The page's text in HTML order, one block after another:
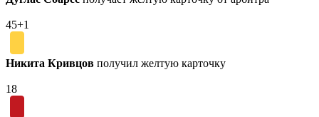
45+1
Никита Кривцов получил желтую карточку
18